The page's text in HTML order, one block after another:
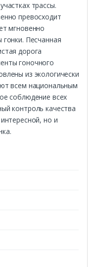
трассы.
превосходит
мгновенно
Песчанная
дорога
гоночного
из экологически
всем национальным
соблюдение всех
контроль качества
но и